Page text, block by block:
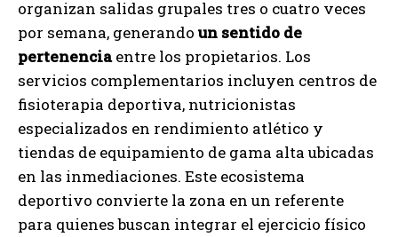
organizan salidas grupales tres o cuatro veces
por semana, generando un sentido de
pertenenciaentre los propietarios. Los
servicios complementarios incluyen centros de
fisioterapia deportiva, nutricionistas
especializados en rendimiento atlético y
tiendas de equipamiento de gama alta ubicadas
en las inmediaciones. Este ecosistema
deportivo convierte la zona en un referente
para quienes buscan integrar el ejercicio físico